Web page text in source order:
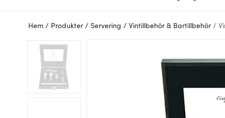
Hem / Produkter / Servering / Vintillbehör & Bartillbehör /